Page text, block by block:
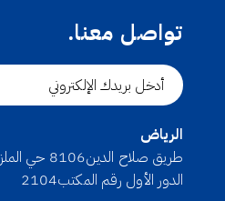
تواصل معنا.
الرياض
الدور الأول رقم المكتب2104